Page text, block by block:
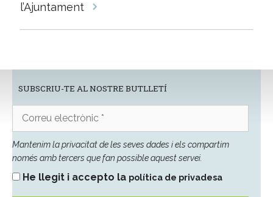
l’Ajuntament
SUBSCRIU-TE AL NOSTRE BUTLLETÍ
electrònic
Mantenim la privacitat de les seves dades i els compartim
només amb tercers que fan possible aquest servei.
He llegit i accepto la política de privadesa